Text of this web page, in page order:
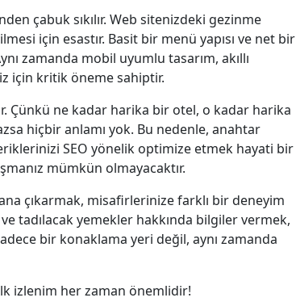
çabuk sıkılır. Web sitenizdeki gezinme
için esastır. Basit bir menü yapısı ve net bir
zamanda mobil uyumlu tasarım, akıllı
için kritik öneme sahiptir.
Çünkü ne kadar harika bir otel, o kadar harika
hiçbir anlamı yok. Bu nedenle, anahtar
SEO yönelik optimize etmek hayati bir
mümkün olmayacaktır.
çıkarmak, misafirlerinize farklı bir deneyim
tadılacak yemekler hakkında bilgiler vermek,
bir konaklama yeri değil, aynı zamanda
izlenim her zaman önemlidir!